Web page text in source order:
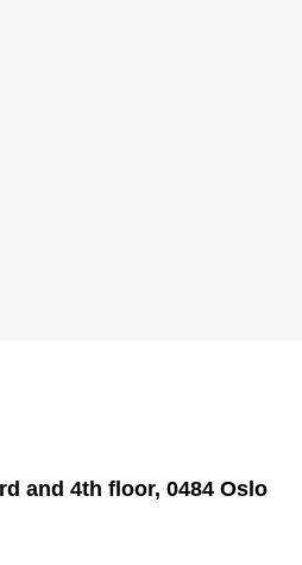
and 4th floor, 0484 Oslo